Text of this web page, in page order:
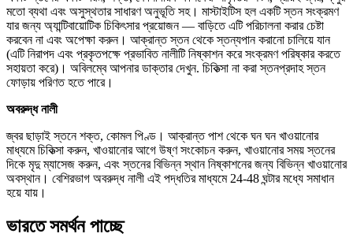
মতো ব্যথা এবং অসুস্থতার সাধারণ অনুভূতি সহ। মাস্টাইটিস হল একটি স্তন সংক্রমণ
যার জন্য অ্যান্টিবায়োটিক চিকিৎসার প্রয়োজন — বাড়িতে এটি পরিচালনা করার চেষ্টা
করবেন না এবং অপেক্ষা করুন। আক্রান্ত স্তন থেকে স্তন্যপান করানো চালিয়ে যান
(এটি নিরাপদ এবং প্রকৃতপক্ষে প্রভাবিত নালীটি নিষ্কাশন করে সংক্রমণ পরিষ্কার করতে
সহায়তা করে)। অবিলম্বে আপনার ডাক্তার দেখুন. চিকিত্সা না করা স্তনপ্রদাহ স্তন
ফোড়ায় পরিণত হতে পারে।
অবরুদ্ধ নালী
জ্বর ছাড়াই স্তনে শক্ত, কোমল পিণ্ড। আক্রান্ত পাশ থেকে ঘন ঘন খাওয়ানোর
মাধ্যমে চিকিত্সা করুন, খাওয়ানোর আগে উষ্ণ সংকোচন করুন, খাওয়ানোর সময় স্তনের
দিকে মৃদু ম্যাসেজ করুন, এবং স্তনের বিভিন্ন স্থান নিষ্কাশনের জন্য বিভিন্ন খাওয়ানোর
অবস্থান। বেশিরভাগ অবরুদ্ধ নালী এই পদ্ধতির মাধ্যমে 24-48 ঘন্টার মধ্যে সমাধান
হয়ে যায়।
ভারতে সমর্থন পাচ্ছে